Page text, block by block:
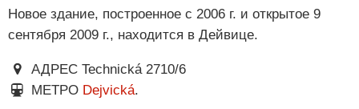
Новое здание, построенное с 2006 г. и открытое 9
сентября 2009 г., находится в Дейвице.
АДРЕС Technická 2710/6
МЕТРО Dejvická.